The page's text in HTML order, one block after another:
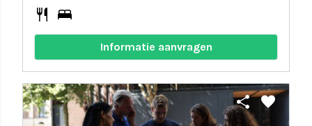
restaurant bed
Informatie aanvragen
share favorite